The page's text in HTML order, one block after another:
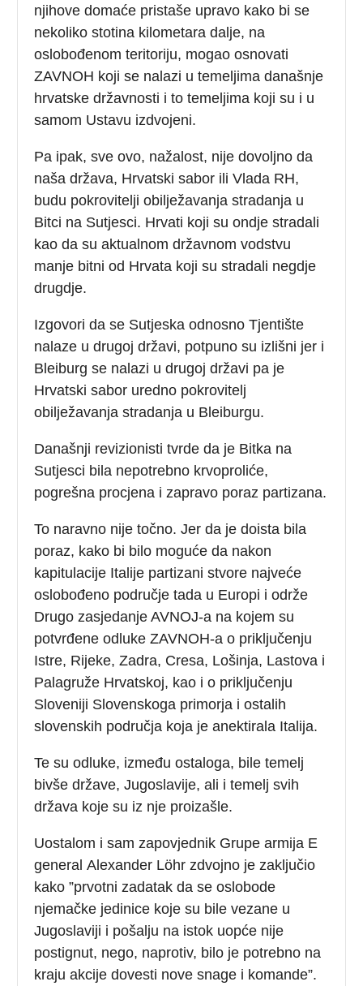
njihove domaće pristaše upravo kako bi se
nekoliko stotina kilometara dalje, na
oslobođenom teritoriju, mogao osnovati
ZAVNOH koji se nalazi u temeljima današnje
hrvatske državnosti i to temeljima koji su i u
samom Ustavu izdvojeni.
Pa ipak, sve ovo, nažalost, nije dovoljno da
naša država, Hrvatski sabor ili Vlada RH,
budu pokrovitelji obilježavanja stradanja u
Bitci na Sutjesci. Hrvati koji su ondje stradali
kao da su aktualnom državnom vodstvu
manje bitni od Hrvata koji su stradali negdje
drugdje.
Izgovori da se Sutjeska odnosno Tjentište
nalaze u drugoj državi, potpuno su izlišni jer i
Bleiburg se nalazi u drugoj državi pa je
Hrvatski sabor uredno pokrovitelj
obilježavanja stradanja u Bleiburgu.
Današnji revizionisti tvrde da je Bitka na
Sutjesci bila nepotrebno krvoproliće,
pogrešna procjena i zapravo poraz partizana.
To naravno nije točno. Jer da je doista bila
poraz, kako bi bilo moguće da nakon
kapitulacije Italije partizani stvore najveće
oslobođeno područje tada u Europi i održe
Drugo zasjedanje AVNOJ-a na kojem su
potvrđene odluke ZAVNOH-a o priključenju
Istre, Rijeke, Zadra, Cresa, Lošinja, Lastova i
Palagruže Hrvatskoj, kao i o priključenju
Sloveniji Slovenskoga primorja i ostalih
slovenskih područja koja je anektirala Italija.
Te su odluke, između ostaloga, bile temelj
bivše države, Jugoslavije, ali i temelj svih
država koje su iz nje proizašle.
Uostalom i sam zapovjednik Grupe armija E
general Alexander Löhr zdvojno je zaključio
kako ”prvotni zadatak da se oslobode
njemačke jedinice koje su bile vezane u
Jugoslaviji i pošalju na istok uopće nije
postignut, nego, naprotiv, bilo je potrebno na
kraju akcije dovesti nove snage i komande”.